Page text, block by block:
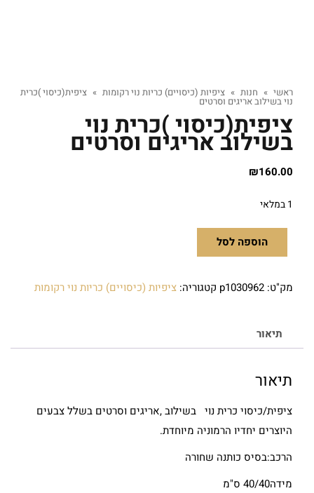
ראשי » חנות » ציפיות (כיסויים) כריות נוי רקומות » ציפית(כיסוי )כרית
נוי בשילוב אריגים וסרטים
ציפית(כיסוי )כרית נוי
בשילוב אריגים וסרטים
₪160.00
1 במלאי
הוספה לסל
מק"ט: p1030962 קטגוריה: ציפיות (כיסויים) כריות נוי רקומות
תיאור
תיאור
ציפית/כיסוי כרית נוי בשילוב ,אריגים וסרטים בשלל צבעים
היוצרים יחדיו הרמוניה מיוחדת.
הרכב:בסיס כותנה שחורה
מידה40/40 ס"מ